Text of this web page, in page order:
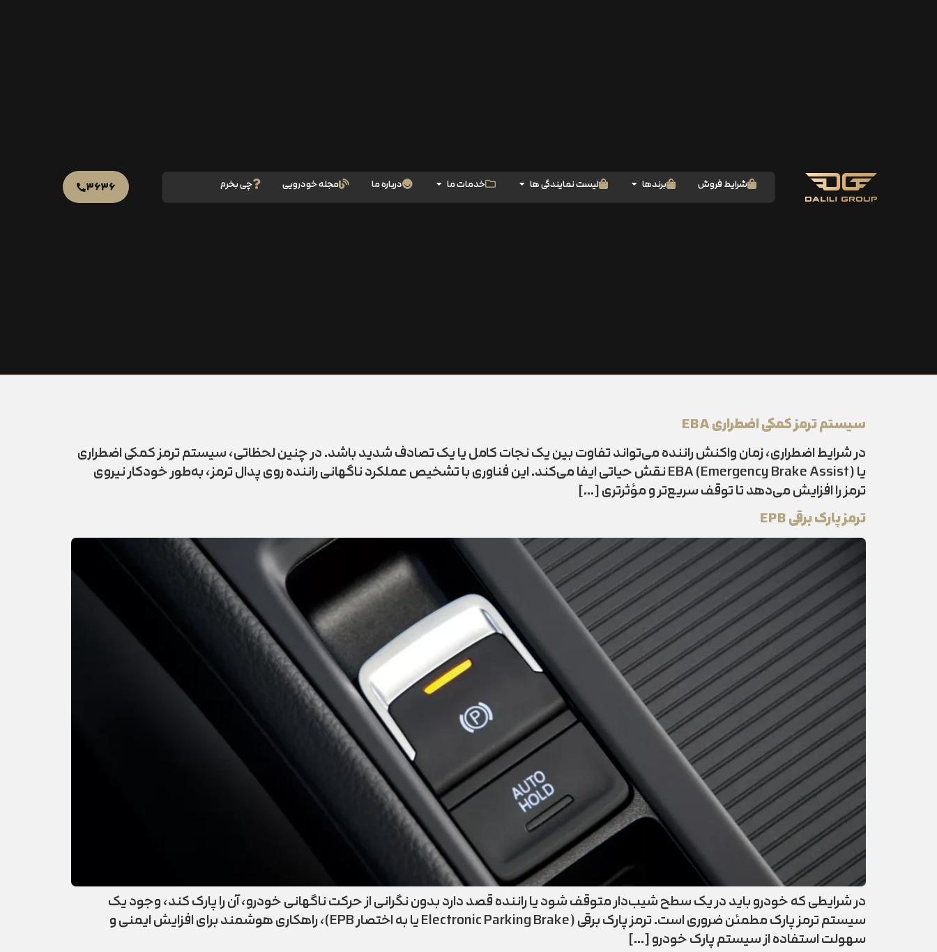
شرایط فروش برندها لیست نمایندگی ها خدمات ما درباره ما مجله خودرویی چی بخرم ۳۶۳۶
سیستم ترمز کمکی اضطراری EBA
در شرایط اضطراری، زمان واکنش راننده می‌تواند تفاوت بین یک نجات کامل یا یک تصادف شدید باشد. در چنین لحظاتی، سیستم ترمز کمکی اضطراری
یا EBA (Emergency Brake Assist) نقش حیاتی ایفا می‌کند. این فناوری با تشخیص عملکرد ناگهانی راننده روی پدال ترمز، به‌طور خودکار نیروی
ترمز را افزایش می‌دهد تا توقف سریع‌تر و مؤثرتری […]
ترمز پارک برقی EPB
در شرایطی که خودرو باید در یک سطح شیب‌دار متوقف شود یا راننده قصد دارد بدون نگرانی از حرکت ناگهانی خودرو، آن را پارک کند، وجود یک
سیستم ترمز پارک مطمئن ضروری است. ترمز پارک برقی (Electronic Parking Brake یا به اختصار EPB)، راهکاری هوشمند برای افزایش ایمنی و
سهولت استفاده از سیستم پارک خودرو […]